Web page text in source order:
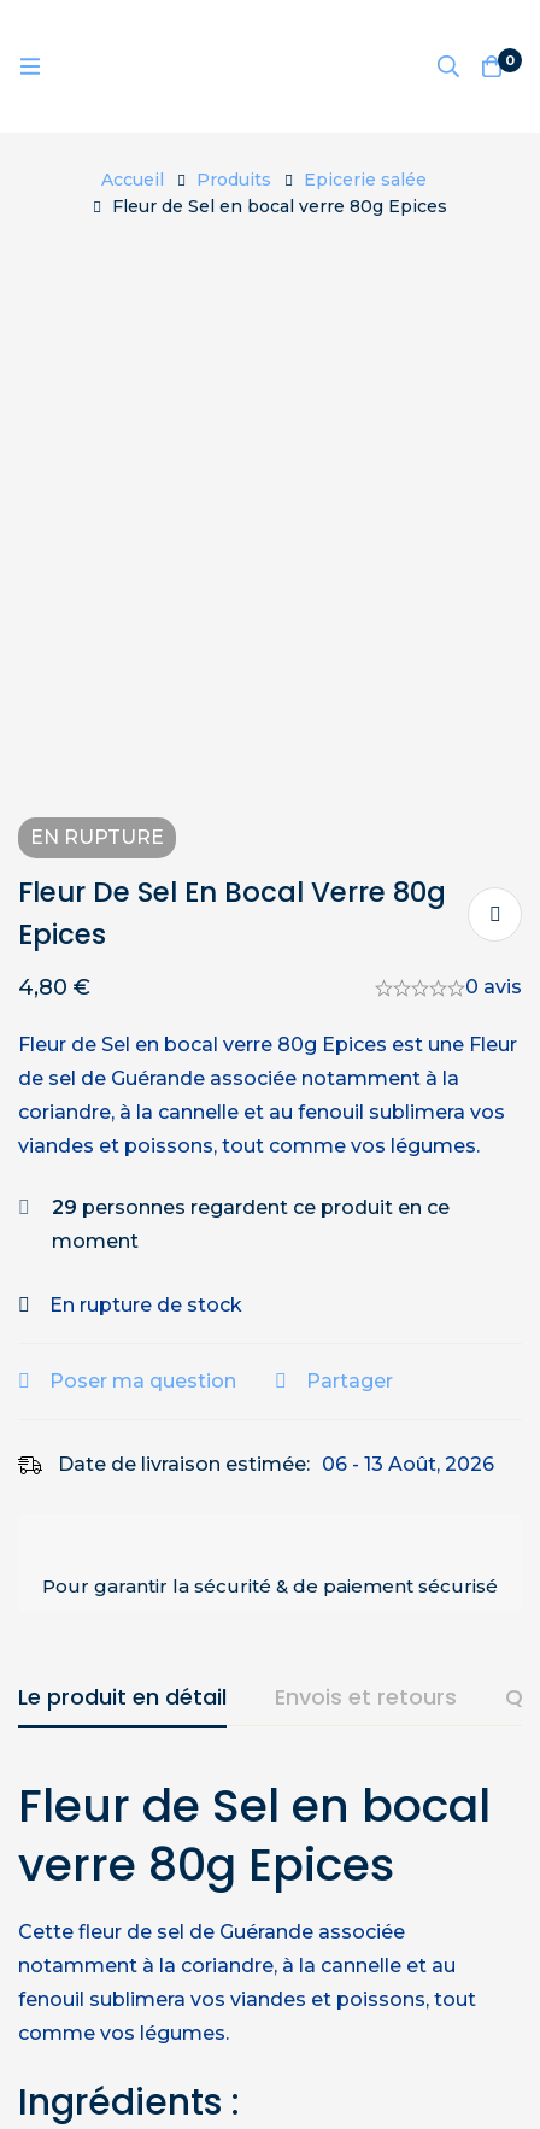
0
Accueil Produits
Epicerie salée
Fleur de Sel en bocal verre 80g Epices
EN RUPTURE
Fleur De Sel En Bocal Verre 80g
Epices
4,80 € 0 avis
Fleur de Sel en bocal verre 80g Epices est une Fleur
de sel de Guérande associée notamment à la
coriandre, à la cannelle et au fenouil sublimera vos
viandes et poissons, tout comme vos légumes.
29 personnes regardent ce produit en ce
moment
En rupture de stock
Poser ma question Partager
Date de livraison estimée: 06 - 13 Août, 2026
Pour garantir la sécurité & de paiement sécurisé
Le produit en détail Envois et retours
Fleur de Sel en bocal
verre 80g Epices
Cette fleur de sel de Guérande associée
notamment à la coriandre, à la cannelle et au
fenouil sublimera vos viandes et poissons, tout
comme vos légumes.
Ingrédients :